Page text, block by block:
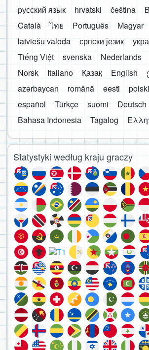
русский язык
hrvatski čeština
Català
ไทย Português
Magyar
latviešu valoda
српски језик
Tiếng Việt
svenska Nederlands
Norsk
Italiano Қазақ English
azərbaycan
română eesti polski
español
Türkçe suomi
Deutsch
Bahasa Indonesia
Tagalog
Statystyki według kraju graczy